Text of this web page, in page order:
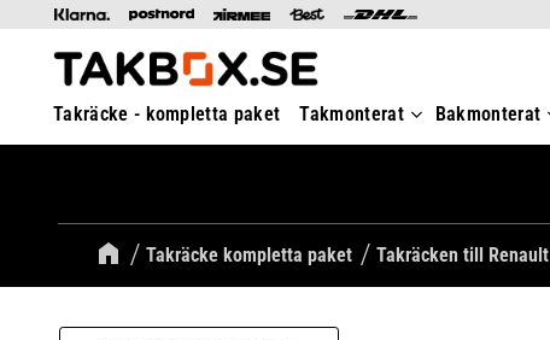
Takräcke - kompletta paket Takmonterat Bakmonterat
Takräcke kompletta paket Takräcken till Renault